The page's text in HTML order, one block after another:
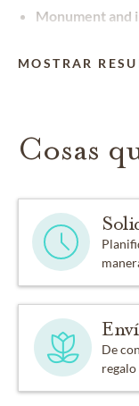
Monument and
MOSTRAR
Cosas
De